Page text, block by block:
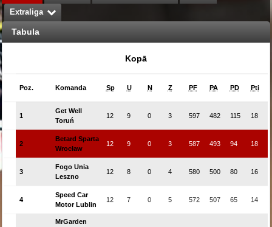
Extraliga
Tabula
Kopā
Poz. Komanda Sp U N Z PF PA PD Pti
1
Get Well
Toruń
12 9 0 3 597 482 115 18
2
Betard Sparta
Wrocław
12 9 0 3 587 493 94 18
3
Fogo Unia
Leszno
12 8 0 4 580 500 80 16
4
Speed Car
Motor Lublin
12 7 0 5 572 507 65 14
MrGarden